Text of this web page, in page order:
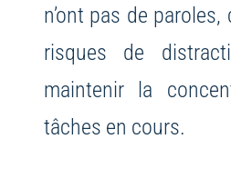
n’ont pas de
risques de
maintenir la
tâches en cours.